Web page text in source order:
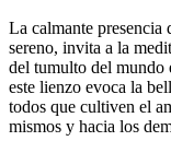
La calmante presencia
sereno, invita a la
del tumulto del mundo
este lienzo evoca la
todos que cultiven el
mismos y hacia los